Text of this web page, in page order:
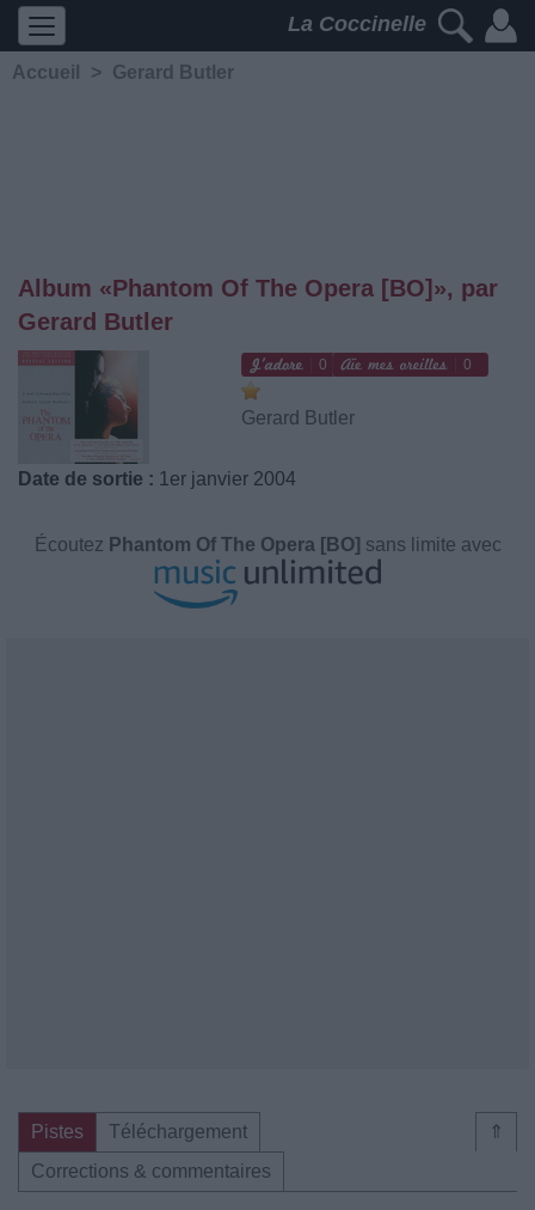
La Coccinelle
Accueil > Gerard Butler
Album «Phantom Of The Opera [BO]», par
Gerard Butler
0 0
Gerard Butler
Date de sortie : 1er janvier 2004
Écoutez Phantom Of The Opera [BO] sans limite avec
⇑
Pistes
Téléchargement
Corrections & commentaires